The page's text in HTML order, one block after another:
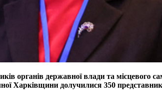
органів державної влади та місцевого
Харківщини долучилися 350